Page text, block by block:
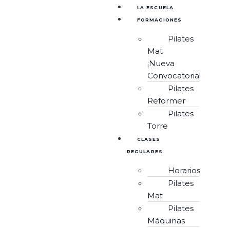
LA ESCUELA
FORMACIONES
Pilates
Mat
¡Nueva
Convocatoria!
Pilates
Reformer
Pilates
Torre
CLASES
REGULARES
Horarios
Pilates
Mat
Pilates
Máquinas